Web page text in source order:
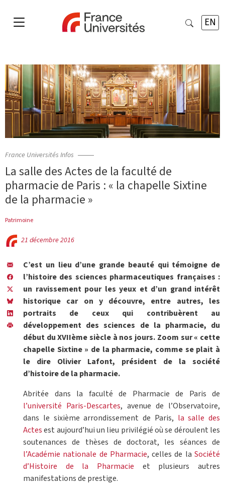
EN
France Universités Infos
La salle des Actes de la faculté de
pharmacie de Paris : « la chapelle Sixtine
de la pharmacie »
Patrimoine
21 décembre 2016
C’est un lieu d’une grande beauté qui témoigne de
l’histoire des sciences pharmaceutiques françaises :
un ravissement pour les yeux et d’un grand intérêt
historique car on y découvre, entre autres, les
portraits de ceux qui contribuèrent au
développement des sciences de la pharmacie, du
début du XVIIème siècle à nos jours. Zoom sur « cette
chapelle Sixtine » de la pharmacie, comme se plait à
le dire Olivier Lafont, président de la société
d’histoire de la pharmacie.
Abritée dans la faculté de Pharmacie de Paris de
l’université Paris-Descartes, avenue de l’Observatoire,
dans le sixième arrondissement de Paris, la salle des
Actesest aujourd’hui un lieu privilégié où se déroulent les
soutenances de thèses de doctorat, les séances de
l’Académie nationale de Pharmacie, celles de laSociété
d’Histoire de la Pharmacie et plusieurs autres
manifestations de prestige.